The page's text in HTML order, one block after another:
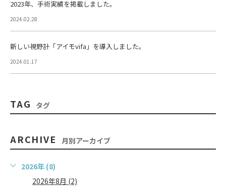
2023年、手術実績を掲載しました。
2024.02.28
新しい視野計「アイモvifa」を導入しました。
2024.01.17
TAG タグ
ARCHIVE 月別アーカイブ
2026年 (8)
2026年8月 (2)